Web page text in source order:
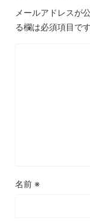
メールアドレスが
る欄は必須項目です
名前 ※